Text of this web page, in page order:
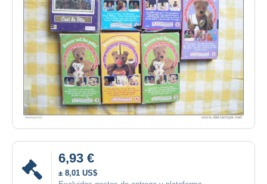
6,93 €
± 8,01 US$